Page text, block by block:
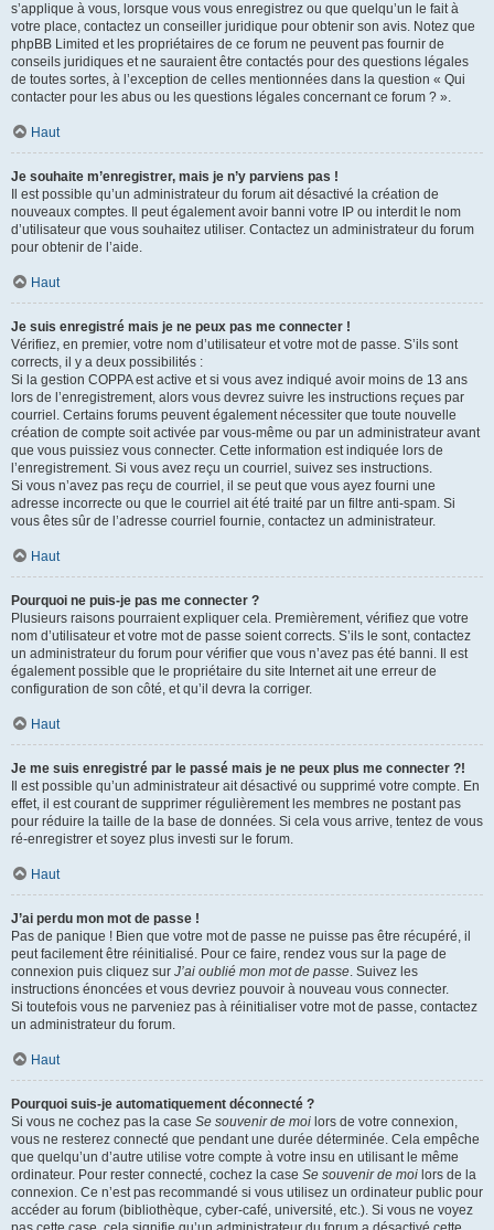
s’applique à vous, lorsque vous vous enregistrez ou que quelqu’un le fait à
votre place, contactez un conseiller juridique pour obtenir son avis. Notez que
phpBB Limited et les propriétaires de ce forum ne peuvent pas fournir de
conseils juridiques et ne sauraient être contactés pour des questions légales
de toutes sortes, à l’exception de celles mentionnées dans la question « Qui
contacter pour les abus ou les questions légales concernant ce forum ? ».
Haut
Je souhaite m’enregistrer, mais je n’y parviens pas !
Il est possible qu’un administrateur du forum ait désactivé la création de
nouveaux comptes. Il peut également avoir banni votre IP ou interdit le nom
d’utilisateur que vous souhaitez utiliser. Contactez un administrateur du forum
pour obtenir de l’aide.
Haut
Je suis enregistré mais je ne peux pas me connecter !
Vérifiez, en premier, votre nom d’utilisateur et votre mot de passe. S’ils sont
corrects, il y a deux possibilités :
Si la gestion COPPA est active et si vous avez indiqué avoir moins de 13 ans
lors de l’enregistrement, alors vous devrez suivre les instructions reçues par
courriel. Certains forums peuvent également nécessiter que toute nouvelle
création de compte soit activée par vous-même ou par un administrateur avant
que vous puissiez vous connecter. Cette information est indiquée lors de
l’enregistrement. Si vous avez reçu un courriel, suivez ses instructions.
Si vous n’avez pas reçu de courriel, il se peut que vous ayez fourni une
adresse incorrecte ou que le courriel ait été traité par un filtre anti-spam. Si
vous êtes sûr de l’adresse courriel fournie, contactez un administrateur.
Haut
Pourquoi ne puis-je pas me connecter ?
Plusieurs raisons pourraient expliquer cela. Premièrement, vérifiez que votre
nom d’utilisateur et votre mot de passe soient corrects. S’ils le sont, contactez
un administrateur du forum pour vérifier que vous n’avez pas été banni. Il est
également possible que le propriétaire du site Internet ait une erreur de
configuration de son côté, et qu’il devra la corriger.
Haut
Je me suis enregistré par le passé mais je ne peux plus me connecter ?!
Il est possible qu’un administrateur ait désactivé ou supprimé votre compte. En
effet, il est courant de supprimer régulièrement les membres ne postant pas
pour réduire la taille de la base de données. Si cela vous arrive, tentez de vous
ré-enregistrer et soyez plus investi sur le forum.
Haut
J’ai perdu mon mot de passe !
Pas de panique ! Bien que votre mot de passe ne puisse pas être récupéré, il
peut facilement être réinitialisé. Pour ce faire, rendez vous sur la page de
connexion puis cliquez sur J’ai oublié mon mot de passe. Suivez les
instructions énoncées et vous devriez pouvoir à nouveau vous connecter.
Si toutefois vous ne parveniez pas à réinitialiser votre mot de passe, contactez
un administrateur du forum.
Haut
Pourquoi suis-je automatiquement déconnecté ?
Si vous ne cochez pas la case Se souvenir de moi lors de votre connexion,
vous ne resterez connecté que pendant une durée déterminée. Cela empêche
que quelqu’un d’autre utilise votre compte à votre insu en utilisant le même
ordinateur. Pour rester connecté, cochez la case Se souvenir de moi lors de la
connexion. Ce n’est pas recommandé si vous utilisez un ordinateur public pour
accéder au forum (bibliothèque, cyber-café, université, etc.). Si vous ne voyez